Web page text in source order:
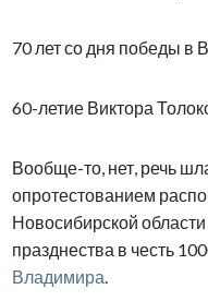
70 лет со дня победы в
60-летие Виктора
Вообще-то, нет, речь
опротестованием
Новосибирской
празднества в честь
Владимира.